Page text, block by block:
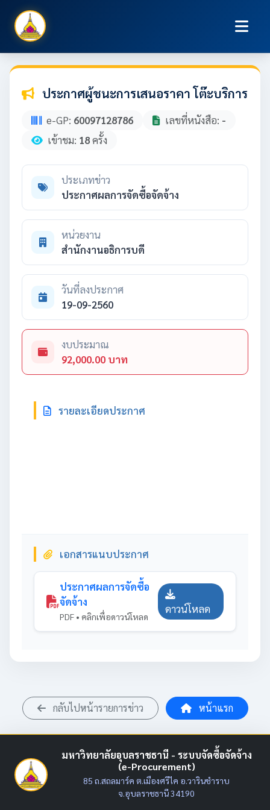
ประกาศผู้ชนะการเสนอราคา โต๊ะบริการ
e-GP: 60097128786 เลขที่หนังสือ: -
เข้าชม: 18ครั้ง
ประเภทข่าว
ประกาศผลการจัดซื้อจัดจ้าง
หน่วยงาน
สำนักงานอธิการบดี
วันที่ลงประกาศ
19-09-2560
งบประมาณ
92,000.00 บาท
รายละเอียดประกาศ
เอกสารแนบประกาศ
ประกาศผลการจัดซื้อ
จัดจ้าง
PDF • คลิกเพื่อดาวน์โหลด
ดาวน์โหลด
กลับไปหน้ารายการข่าว หน้าแรก
มหาวิทยาลัยอุบลราชธานี - ระบบจัดซื้อจัดจ้าง
(e-Procurement)
85 ถ.สถลมาร์ค ต.เมืองศรีไค อ.วารินชำราบ
จ.อุบลราชธานี 34190